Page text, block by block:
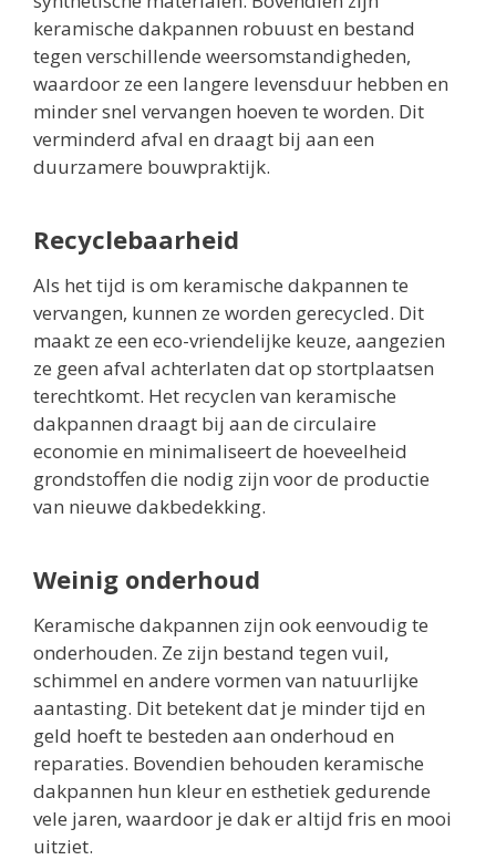
keramische dakpannen robuust en bestand
tegen verschillende weersomstandigheden,
waardoor ze een langere levensduur hebben en
minder snel vervangen hoeven te worden. Dit
verminderd afval en draagt bij aan een
duurzamere bouwpraktijk.
Recyclebaarheid
Als het tijd is om keramische dakpannen te
vervangen, kunnen ze worden gerecycled. Dit
maakt ze een eco-vriendelijke keuze, aangezien
ze geen afval achterlaten dat op stortplaatsen
terechtkomt. Het recyclen van keramische
dakpannen draagt bij aan de circulaire
economie en minimaliseert de hoeveelheid
grondstoffen die nodig zijn voor de productie
van nieuwe dakbedekking.
Weinig onderhoud
Keramische dakpannen zijn ook eenvoudig te
onderhouden. Ze zijn bestand tegen vuil,
schimmel en andere vormen van natuurlijke
aantasting. Dit betekent dat je minder tijd en
geld hoeft te besteden aan onderhoud en
reparaties. Bovendien behouden keramische
dakpannen hun kleur en esthetiek gedurende
vele jaren, waardoor je dak er altijd fris en mooi
uitziet.